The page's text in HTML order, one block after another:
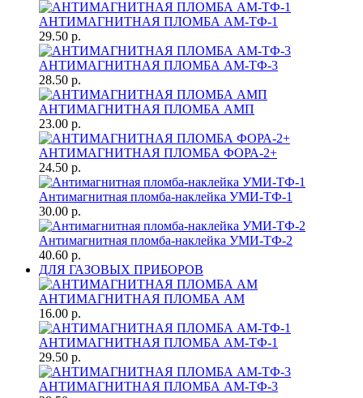
АНТИМАГНИТНАЯ ПЛОМБА АМ-ТФ-1
29.50 р.
АНТИМАГНИТНАЯ ПЛОМБА АМ-ТФ-3
28.50 р.
АНТИМАГНИТНАЯ ПЛОМБА АМП
23.00 р.
АНТИМАГНИТНАЯ ПЛОМБА ФОРА-2+
24.50 р.
Антимагнитная пломба-наклейка УМИ-ТФ-1
30.00 р.
Антимагнитная пломба-наклейка УМИ-ТФ-2
40.60 р.
ДЛЯ ГАЗОВЫХ ПРИБОРОВ
АНТИМАГНИТНАЯ ПЛОМБА АМ
16.00 р.
АНТИМАГНИТНАЯ ПЛОМБА АМ-ТФ-1
29.50 р.
АНТИМАГНИТНАЯ ПЛОМБА АМ-ТФ-3